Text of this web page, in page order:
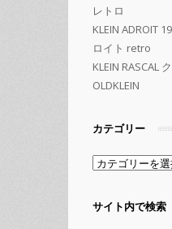
レトロ
KLEIN ADROIT
ロイト retro
KLEIN RASCAL
OLDKLEIN
カテゴリー
カ
ゴ
サイト内で検索